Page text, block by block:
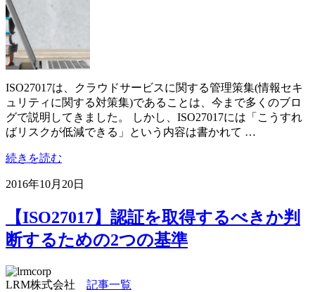
ISO27017は、クラウドサービスに関する管理策集(情報セキ
ュリティに関する対策集)であることは、今まで多くのブロ
グで説明してきました。 しかし、ISO27017には「こうすれ
ばリスクが低減できる」という内容は書かれて …
続きを読む
2016年10月20日
【ISO27017】認証を取得するべきか判
断するための2つの基準
LRM株式会社 記事一覧